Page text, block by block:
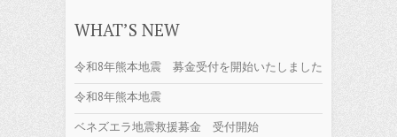
WHAT’S NEW
令和8年熊本地震 募金受付を開始いたしました
令和8年熊本地震
ベネズエラ地震救援募金 受付開始